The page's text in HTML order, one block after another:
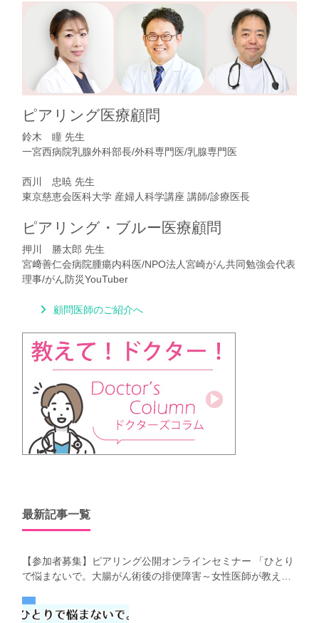
ピアリング医療顧問
鈴木 瞳 先生
一宮西病院乳腺外科部長/外科専門医/乳腺専門医
西川 忠暁 先生
東京慈恵会医科大学 産婦人科学講座 講師/診療医長
ピアリング・ブルー医療顧問
押川 勝太郎 先生
宮﨑善仁会病院腫瘍内科医/NPO法人宮崎がん共同勉強会代表
理事/がん防災YouTuber
顧問医師のご紹介へ
最新記事一覧
【参加者募集】ピアリング公開オンラインセミナー 「ひとり
で悩まないで。大腸がん術後の排便障害～女性医師が教え